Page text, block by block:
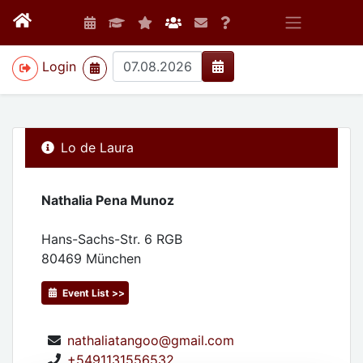
Login
>
Lo de Laura
Nathalia Pena Munoz
Hans-Sachs-Str. 6 RGB
80469 München
Event List >>
nathaliatangoo@gmail.com
+5491131556532